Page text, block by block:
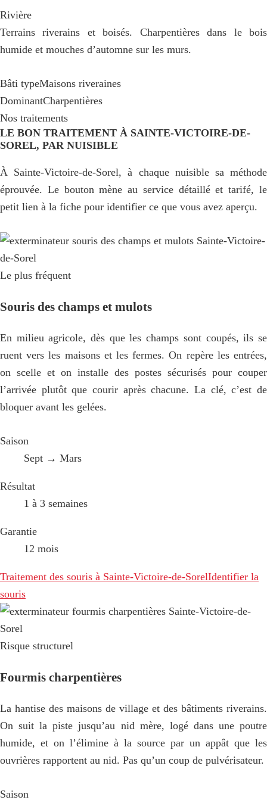
Rivière
Terrains riverains et boisés. Charpentières dans le bois
humide et mouches d’automne sur les murs.
Bâti typeMaisons riveraines
DominantCharpentières
Nos traitements
LE BON TRAITEMENT À SAINTE-VICTOIRE-DE-
SOREL, PAR NUISIBLE
À Sainte-Victoire-de-Sorel, à chaque nuisible sa méthode
éprouvée. Le bouton mène au service détaillé et tarifé, le
petit lien à la fiche pour identifier ce que vous avez aperçu.
Le plus fréquent
Souris des champs et mulots
En milieu agricole, dès que les champs sont coupés, ils se
ruent vers les maisons et les fermes. On repère les entrées,
on scelle et on installe des postes sécurisés pour couper
l’arrivée plutôt que courir après chacune. La clé, c’est de
bloquer avant les gelées.
Saison
Sept → Mars
Résultat
1 à 3 semaines
Garantie
12 mois
Traitement des souris à Sainte-Victoire-de-SorelIdentifier la
souris
Risque structurel
Fourmis charpentières
La hantise des maisons de village et des bâtiments riverains.
On suit la piste jusqu’au nid mère, logé dans une poutre
humide, et on l’élimine à la source par un appât que les
ouvrières rapportent au nid. Pas qu’un coup de pulvérisateur.
Saison